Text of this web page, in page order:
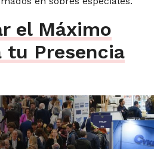
el Máximo
tu Presencia